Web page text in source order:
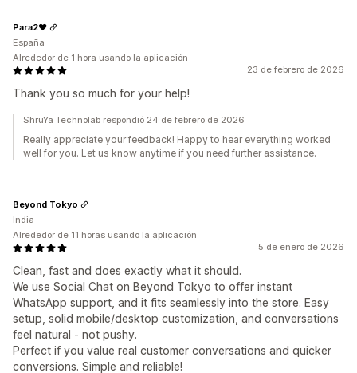
23 de febrero de 2026
Thank you so much for your help!
Para2❤️
España
Alrededor de 1 hora usando la aplicación
ShruYa Technolab respondió 24 de febrero de 2026
Really appreciate your feedback! Happy to hear everything worked
well for you. Let us know anytime if you need further assistance.
5 de enero de 2026
Clean, fast and does exactly what it should.
We use Social Chat on Beyond Tokyo to offer instant
WhatsApp support, and it fits seamlessly into the store. Easy
setup, solid mobile/desktop customization, and conversations
feel natural - not pushy.
Perfect if you value real customer conversations and quicker
conversions. Simple and reliable!
Beyond Tokyo
India
Alrededor de 11 horas usando la aplicación